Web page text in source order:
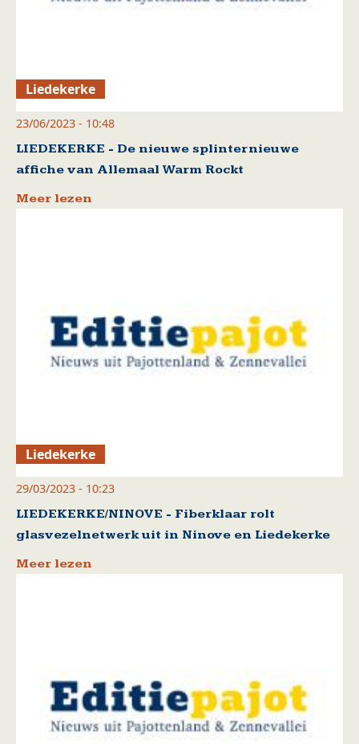
Liedekerke
23/06/2023 - 10:48
LIEDEKERKE - De nieuwe splinternieuwe
affiche van Allemaal Warm Rockt
Meer lezen
Liedekerke
29/03/2023 - 10:23
LIEDEKERKE/NINOVE - Fiberklaar rolt
glasvezelnetwerk uit in Ninove en Liedekerke
Meer lezen